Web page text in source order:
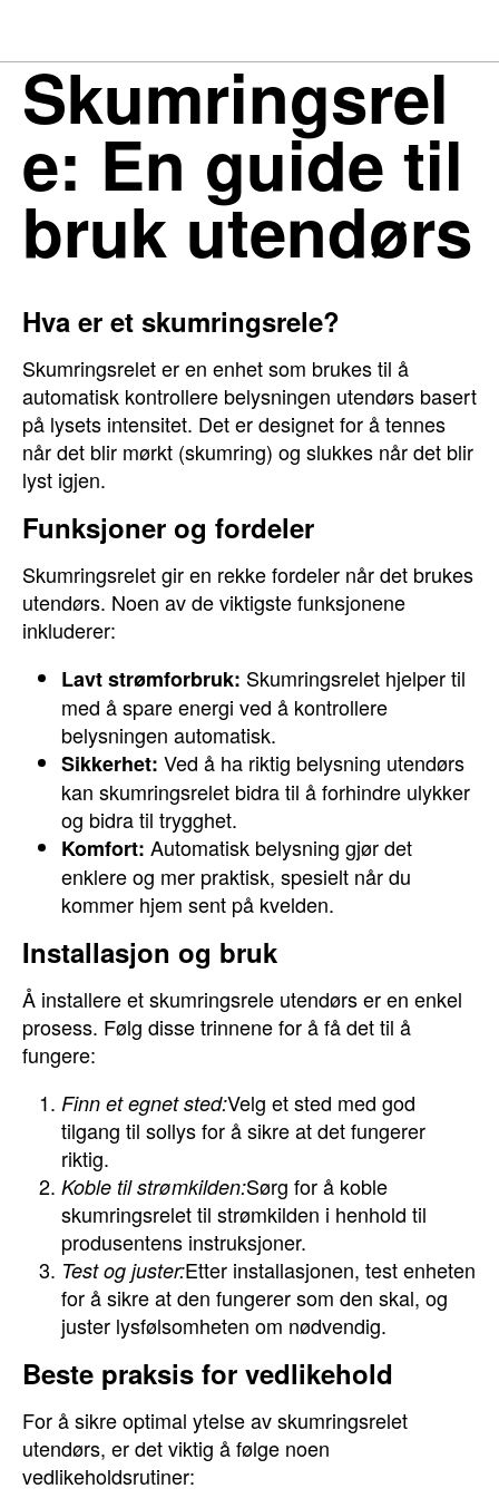
Skumringsrel
e: En guide til
bruk utendørs
Hva er et skumringsrele?
Skumringsrelet er en enhet som brukes til å
automatisk kontrollere belysningen utendørs basert
på lysets intensitet. Det er designet for å tennes
når det blir mørkt (skumring) og slukkes når det blir
lyst igjen.
Funksjoner og fordeler
Skumringsrelet gir en rekke fordeler når det brukes
utendørs. Noen av de viktigste funksjonene
inkluderer:
Lavt strømforbruk: Skumringsrelet hjelper til
med å spare energi ved å kontrollere
belysningen automatisk.
Sikkerhet: Ved å ha riktig belysning utendørs
kan skumringsrelet bidra til å forhindre ulykker
og bidra til trygghet.
Komfort: Automatisk belysning gjør det
enklere og mer praktisk, spesielt når du
kommer hjem sent på kvelden.
Installasjon og bruk
Å installere et skumringsrele utendørs er en enkel
prosess. Følg disse trinnene for å få det til å
fungere:
Finn et egnet sted:Velg et sted med god
tilgang til sollys for å sikre at det fungerer
riktig.
Koble til strømkilden:Sørg for å koble
skumringsrelet til strømkilden i henhold til
produsentens instruksjoner.
Test og juster:Etter installasjonen, test enheten
for å sikre at den fungerer som den skal, og
juster lysfølsomheten om nødvendig.
Beste praksis for vedlikehold
For å sikre optimal ytelse av skumringsrelet
utendørs, er det viktig å følge noen
vedlikeholdsrutiner: